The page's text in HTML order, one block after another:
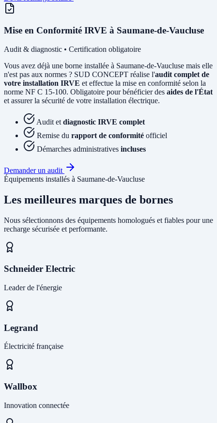
Mise en Conformité IRVE à Saumane-de-Vaucluse
Audit & diagnostic • Certification obligatoire
Vous avez déjà une borne installée à Saumane-de-Vaucluse mais elle
n'est pas aux normes ? SUD CONCEPT réalise l'audit complet de
votre installation IRVE et effectue la mise en conformité selon la
norme NF C 15-100. Obligatoire pour bénéficier des aides de l'État
et assurer la sécurité de votre installation électrique.
Audit et diagnostic IRVE complet
Remise du rapport de conformité officiel
Démarches administratives incluses
Demander un audit
Équipements installés à Saumane-de-Vaucluse
Les meilleures marques de bornes
Nous sélectionnons des équipements homologués et fiables pour une
recharge sécurisée et performante.
Schneider Electric
Leader de l'énergie
Legrand
Électricité française
Wallbox
Innovation connectée